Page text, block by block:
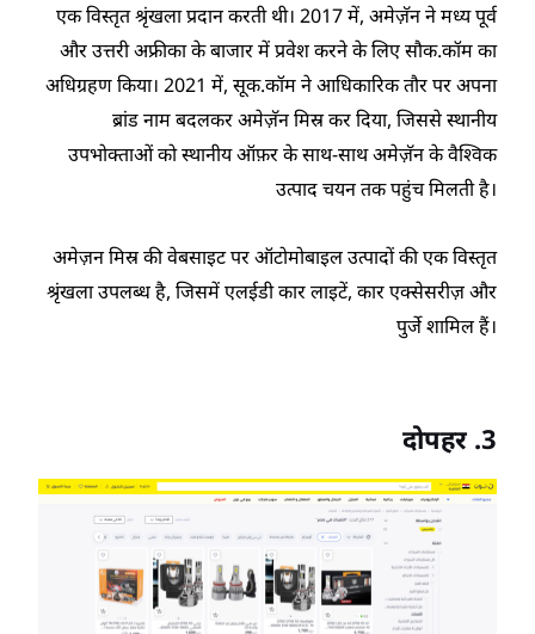
एक विस्तृत श्रृंखला प्रदान करती थी। 2017 में, अमेज़ॅन ने मध्य पूर्व
और उत्तरी अफ्रीका के बाजार में प्रवेश करने के लिए सौक.कॉम का
अधिग्रहण किया। 2021 में, सूक.कॉम ने आधिकारिक तौर पर अपना
ब्रांड नाम बदलकर अमेज़ॅन मिस्र कर दिया, जिससे स्थानीय
उपभोक्ताओं को स्थानीय ऑफ़र के साथ-साथ अमेज़ॅन के वैश्विक
उत्पाद चयन तक पहुंच मिलती है।
अमेज़न मिस्र की वेबसाइट पर ऑटोमोबाइल उत्पादों की एक विस्तृत
श्रृंखला उपलब्ध है, जिसमें एलईडी कार लाइटें, कार एक्सेसरीज़ और
पुर्जे शामिल हैं।
दोपहर .3